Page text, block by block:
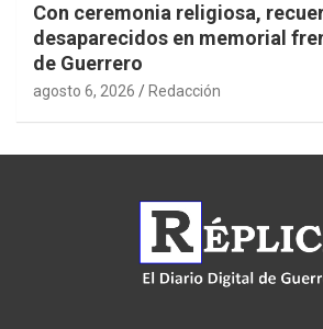
Con ceremonia religiosa,
desaparecidos en memorial
de Guerrero
agosto 6, 2026 Redacción